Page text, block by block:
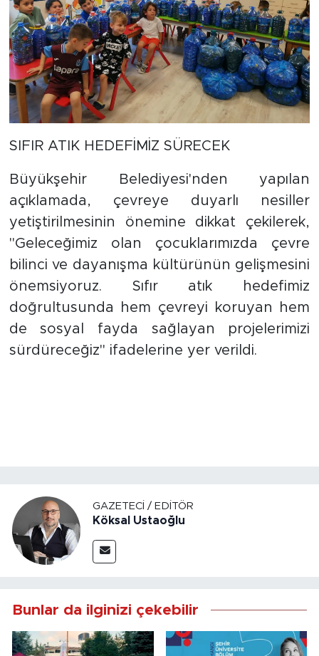
SIFIR ATIK HEDEFİMİZ SÜRECEK
Büyükşehir Belediyesi'nden yapılan
açıklamada, çevreye duyarlı nesiller
yetiştirilmesinin önemine dikkat çekilerek,
"Geleceğimiz olan çocuklarımızda çevre
bilinci ve dayanışma kültürünün gelişmesini
önemsiyoruz. Sıfır atık hedefimiz
doğrultusunda hem çevreyi koruyan hem
de sosyal fayda sağlayan projelerimizi
sürdüreceğiz" ifadelerine yer verildi.
GAZETECI / EDITÖR
Köksal Ustaoğlu
Bunlar da ilginizi çekebilir